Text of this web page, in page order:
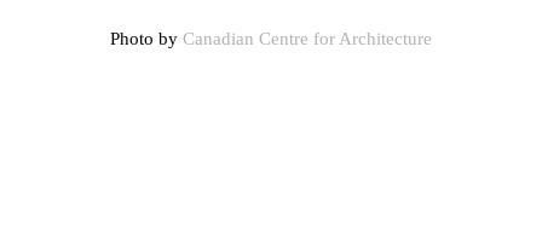
Photo by Canadian Centre for Architecture